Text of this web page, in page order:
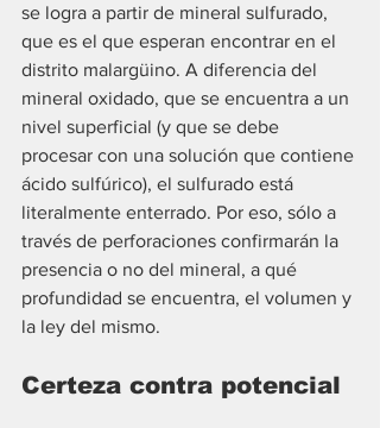
se logra a partir de mineral sulfurado,
que es el que esperan encontrar en el
distrito malargüino. A diferencia del
mineral oxidado, que se encuentra a un
nivel superficial (y que se debe
procesar con una solución que contiene
ácido sulfúrico), el sulfurado está
literalmente enterrado. Por eso, sólo a
través de perforaciones confirmarán la
presencia o no del mineral, a qué
profundidad se encuentra, el volumen y
la ley del mismo.
Certeza contra potencial